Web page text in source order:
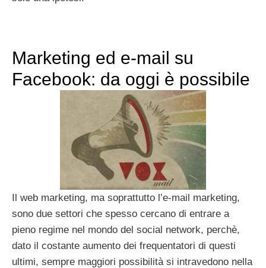
Marketing ed e-mail su
Facebook: da oggi è possibile
Il web marketing, ma soprattutto l’e-mail marketing,
sono due settori che spesso cercano di entrare a
pieno regime nel mondo del social network, perchè,
dato il costante aumento dei frequentatori di questi
ultimi, sempre maggiori possibilità si intravedono nella